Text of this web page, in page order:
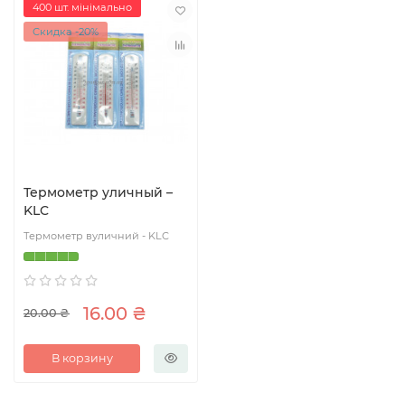
400 шт. мінімально
Скидка -20%
Термометр уличный –
KLC
Термометр вуличний - KLC
20.00 ₴ 16.00 ₴
В корзину